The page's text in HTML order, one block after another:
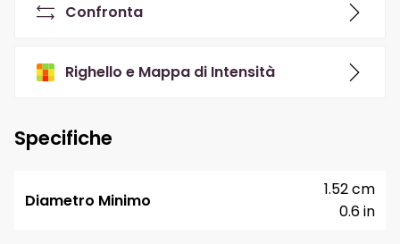
Confronta
Righello e Mappa di Intensità
Specifiche
Diametro Minimo
0.6 in
1.52 cm